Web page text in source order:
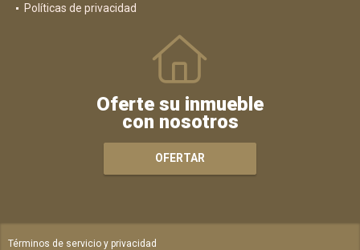
Políticas de privacidad
Oferte su inmueble
con nosotros
OFERTAR
Términos de servicio y privacidad